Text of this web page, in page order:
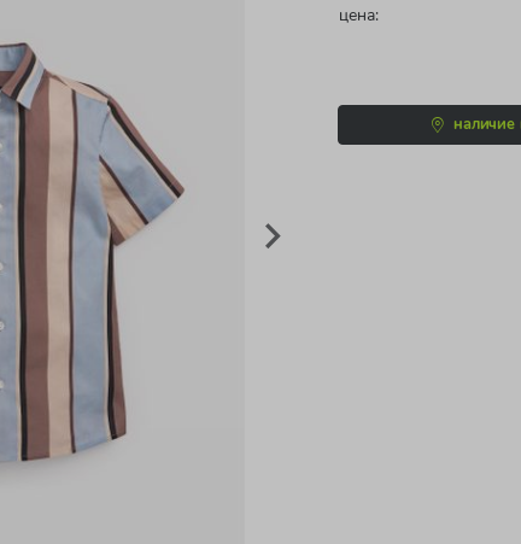
цена:
наличие